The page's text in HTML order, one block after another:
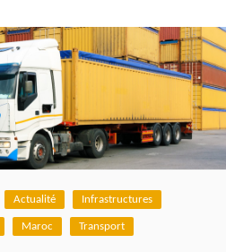
Guinée Bissau
Ile Maurice
Lesotho Fr
Liberia
Malawi Fr
Maroc
Actualité Infrastructures
Maroc Transport